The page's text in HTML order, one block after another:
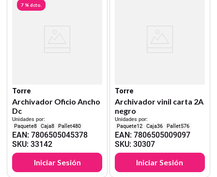
7 %dcto.
Torre
Archivador Oficio Ancho
Dc
Unidades por:
8
8 480
EAN:7806505045378
SKU:33142
Iniciar Sesión
Torre
Archivador vinil carta 2A
negro
Unidades por:
12
36 576
EAN: 7806505009097
SKU: 30307
Iniciar Sesión